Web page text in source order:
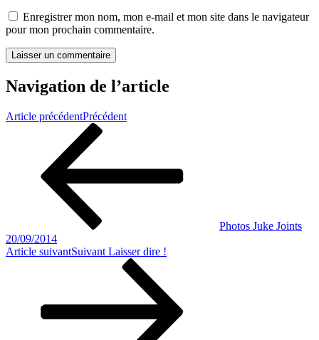
Enregistrer mon nom, mon e-mail et mon site dans le navigateur
pour mon prochain commentaire.
Navigation de l’article
Article précédentPrécédent
Photos Juke Joints
20/09/2014
Article suivantSuivant Laisser dire !